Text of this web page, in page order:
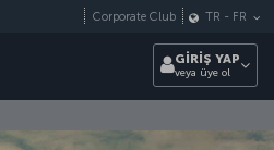
Corporate Club TR - FR
GİRİŞ YAP
veya üye ol